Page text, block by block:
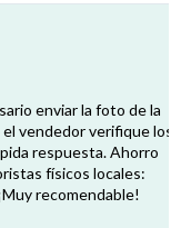
la foto de la
verifique los
Ahorro
físicos locales: